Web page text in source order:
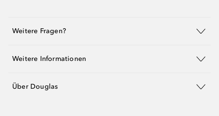
Weitere Fragen?
Weitere Informationen
Über Douglas